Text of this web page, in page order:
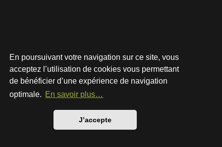
En poursuivant votre navigation sur ce site, vous
acceptez l’utilisation de cookies vous permettant
de bénéficier d’une expérience de navigation
optimale. En savoir plus…
J’accepte
Développé parphpBB® Forum Software © phpBB Limited
Style par
Traduction française officielle